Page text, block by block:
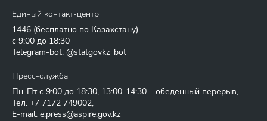
Единый контакт-центр
1446 (бесплатно по Казахстану)
с 9:00 до 18:30
Telegram-bot: @statgovkz_bot
Пресс-служба
Пн-Пт с 9:00 до 18:30, 13:00-14:30 – обеденный перерыв,
Тел. +7 7172 749002,
E-mail: e.press@aspire.gov.kz